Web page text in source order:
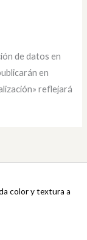
de datos en
en
reflejará
color y textura a